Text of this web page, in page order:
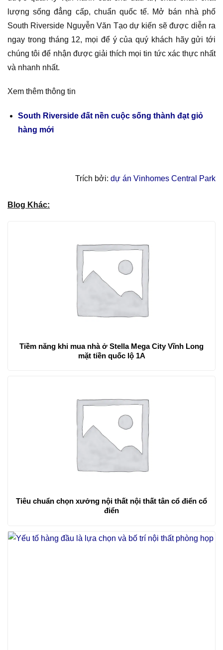
lượng sống đẳng cấp, chuẩn quốc tế. Mở bán nhà phố
South Riverside Nguyễn Văn Tạo dự kiến sẽ được diễn ra
ngay trong tháng 12, mọi để ý của quý khách hãy gửi tới
chúng tôi để nhận được giải thích mọi tin tức xác thực nhất
và nhanh nhất.
Xem thêm thông tin
South Riverside đất nền cuộc sống thành đạt giỏ
hàng mới
Trích bởi: dự án Vinhomes Central Park
Blog Khác:
Tiềm năng khi mua nhà ở Stella Mega City Vĩnh Long
mặt tiền quốc lộ 1A
Tiêu chuẩn chọn xưởng nội thất nội thất tân cổ điển cổ
điển